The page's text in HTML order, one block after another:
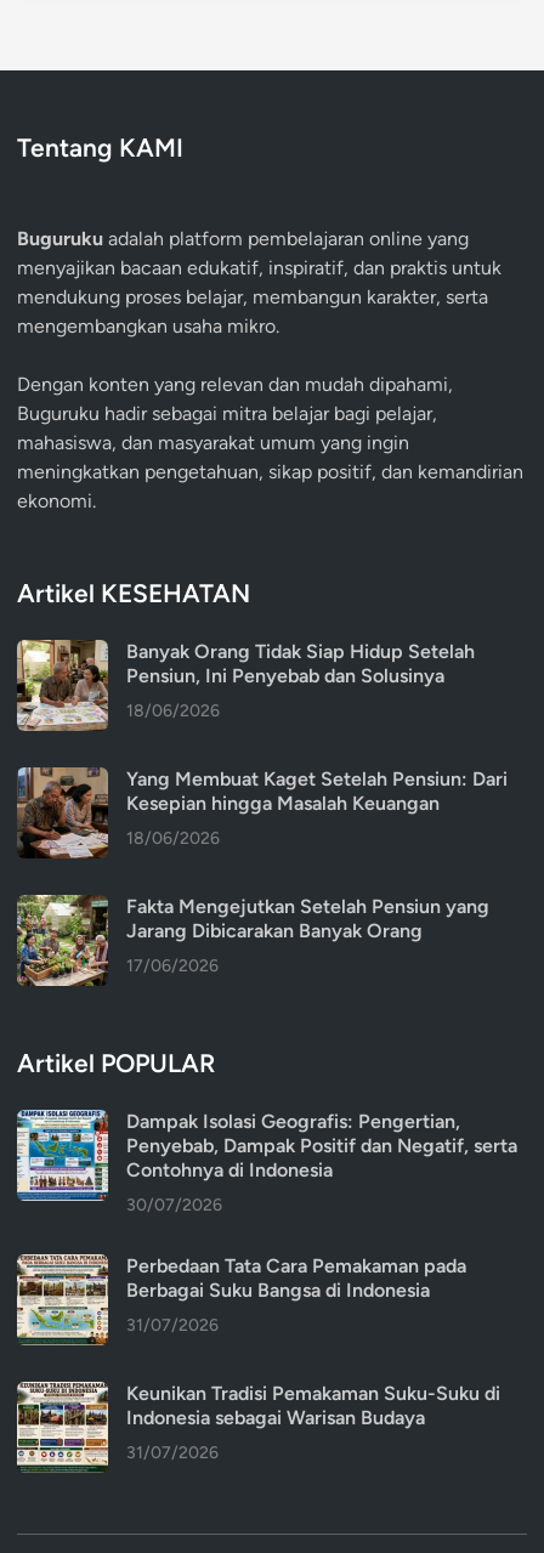
Tentang KAMI
Buguruku adalah platform pembelajaran online yang
menyajikan bacaan edukatif, inspiratif, dan praktis untuk
mendukung proses belajar, membangun karakter, serta
mengembangkan usaha mikro.
Dengan konten yang relevan dan mudah dipahami,
Buguruku hadir sebagai mitra belajar bagi pelajar,
mahasiswa, dan masyarakat umum yang ingin
meningkatkan pengetahuan, sikap positif, dan kemandirian
ekonomi.
Artikel KESEHATAN
Banyak Orang Tidak Siap Hidup Setelah
Pensiun, Ini Penyebab dan Solusinya
18/06/2026
Yang Membuat Kaget Setelah Pensiun: Dari
Kesepian hingga Masalah Keuangan
18/06/2026
Fakta Mengejutkan Setelah Pensiun yang
Jarang Dibicarakan Banyak Orang
17/06/2026
Artikel POPULAR
Dampak Isolasi Geografis: Pengertian,
Penyebab, Dampak Positif dan Negatif, serta
Contohnya di Indonesia
30/07/2026
Perbedaan Tata Cara Pemakaman pada
Berbagai Suku Bangsa di Indonesia
31/07/2026
Keunikan Tradisi Pemakaman Suku-Suku di
Indonesia sebagai Warisan Budaya
31/07/2026